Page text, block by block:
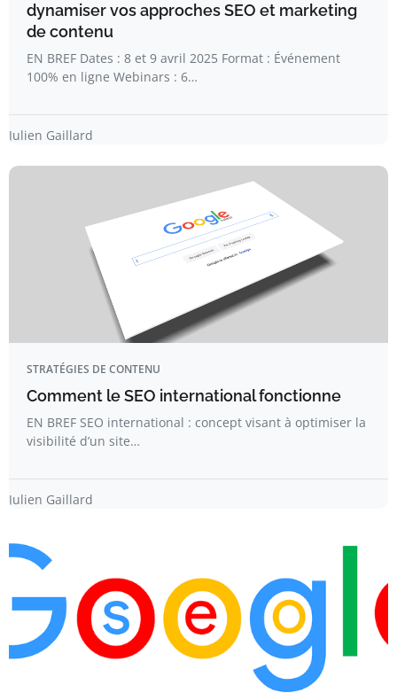
dynamiser vos approches SEO et marketing
de contenu
EN BREF Dates : 8 et 9 avril 2025 Format : Événement
100% en ligne Webinars : 6…
Julien Gaillard
STRATÉGIES DE CONTENU
Comment le SEO international fonctionne
EN BREF SEO international : concept visant à optimiser la
visibilité d’un site…
Julien Gaillard